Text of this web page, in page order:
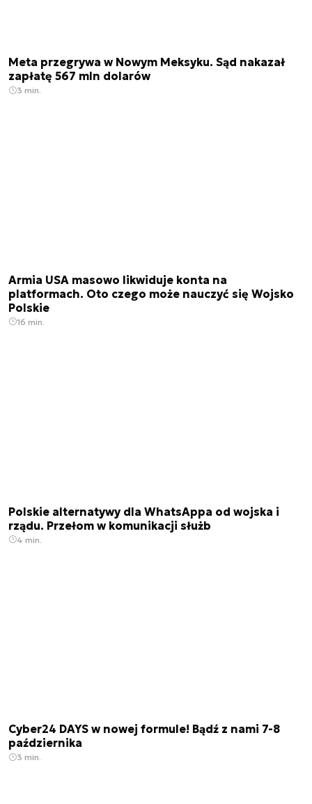
Meta przegrywa w Nowym Meksyku. Sąd nakazał
zapłatę 567 mln dolarów
3 min.
Armia USA masowo likwiduje konta na
platformach. Oto czego może nauczyć się Wojsko
Polskie
16 min.
Polskie alternatywy dla WhatsAppa od wojska i
rządu. Przełom w komunikacji służb
4 min.
Cyber24 DAYS w nowej formule! Bądź z nami 7-8
października
3 min.